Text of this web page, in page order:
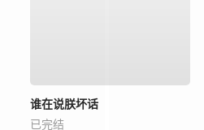
谁在说朕坏话
已完结